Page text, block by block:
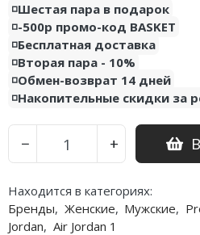
◽️Шестая пара в подарок
◽️-500р промо-код BASKET
◽️Бесплатная доставка
◽️Вторая пара - 10%
◽️Обмен-возврат 14 дней
◽️Накопительные скидки за
− +
Находится в категориях:
Бренды, Женские, Мужские,
Jordan, Air Jordan 1
Nike Uptempo
Nike Foamposite